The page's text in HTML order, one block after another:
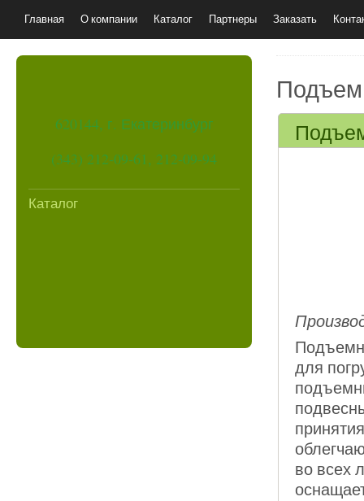
Главная О компании Каталог Партнеры Заказать
620144, г. Екатеринбург
(343) 212-09-61, 212-09-94
Каталог
для
во всех